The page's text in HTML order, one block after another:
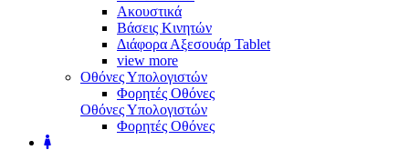
Ακουστικά
Βάσεις Κινητών
Διάφορα Αξεσουάρ Tablet
view more
Οθόνες Υπολογιστών
Φορητές Οθόνες
Οθόνες Υπολογιστών
Φορητές Οθόνες